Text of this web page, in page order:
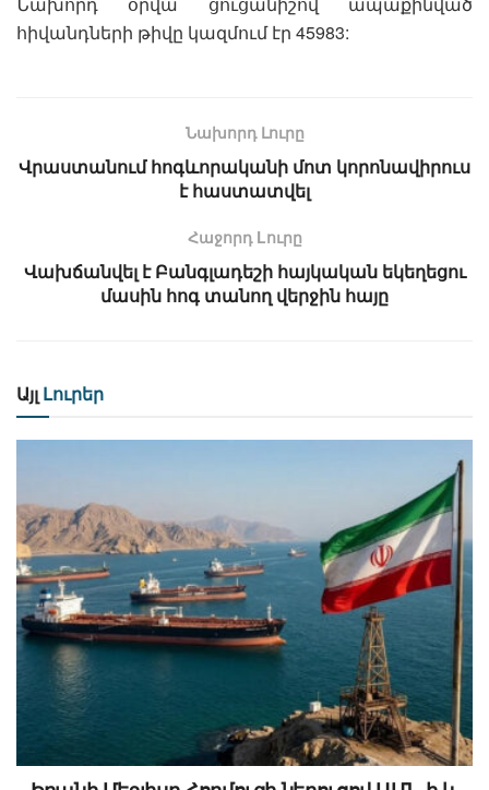
հիվանդների թիվը կազմում էր 45983:
Նախորդ Լուրը
Վրաստանում հոգևորականի մոտ կորոնավիրուս
է հաստատվել
Հաջորդ Lուրը
Վախճանվել է Բանգլադեշի հայկական եկեղեցու
մասին հոգ տանող վերջին հայը
Այլ Լուրեր